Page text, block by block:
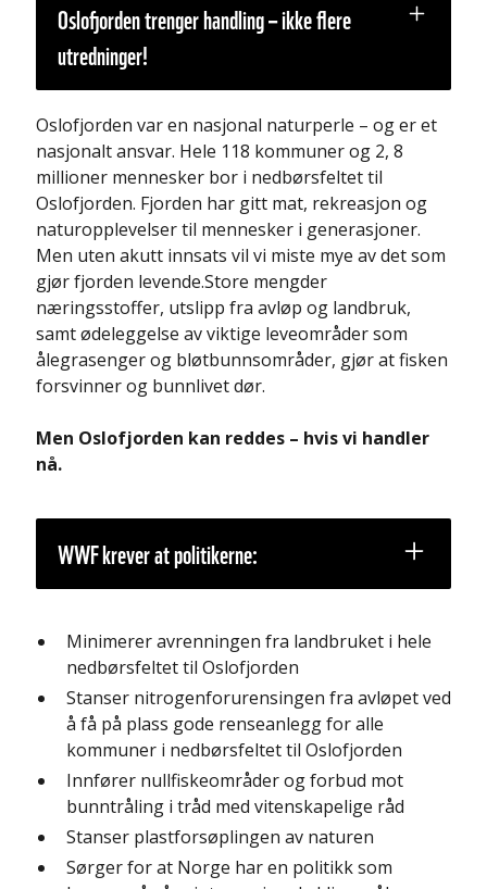
Oslofjorden trenger handling – ikke flere
utredninger!
Oslofjorden var en nasjonal naturperle – og er et
nasjonalt ansvar. Hele 118 kommuner og 2, 8
millioner mennesker bor i nedbørsfeltet til
Oslofjorden. Fjorden har gitt mat, rekreasjon og
naturopplevelser til mennesker i generasjoner.
Men uten akutt innsats vil vi miste mye av det som
gjør fjorden levende.Store mengder
næringsstoffer, utslipp fra avløp og landbruk,
samt ødeleggelse av viktige leveområder som
ålegrasenger og bløtbunnsområder, gjør at fisken
forsvinner og bunnlivet dør.
Men Oslofjorden kan reddes – hvis vi handler
nå.
WWF krever at politikerne:
Minimerer avrenningen fra landbruket i hele
nedbørsfeltet til Oslofjorden
Stanser nitrogenforurensingen fra avløpet ved
å få på plass gode renseanlegg for alle
kommuner i nedbørsfeltet til Oslofjorden
Innfører nullfiskeområder og forbud mot
bunntråling i tråd med vitenskapelige råd
Stanser plastforsøplingen av naturen
Sørger for at Norge har en politikk som